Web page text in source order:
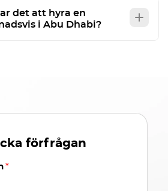
det att hyra en
i Abu Dhabi?
förfrågan
*